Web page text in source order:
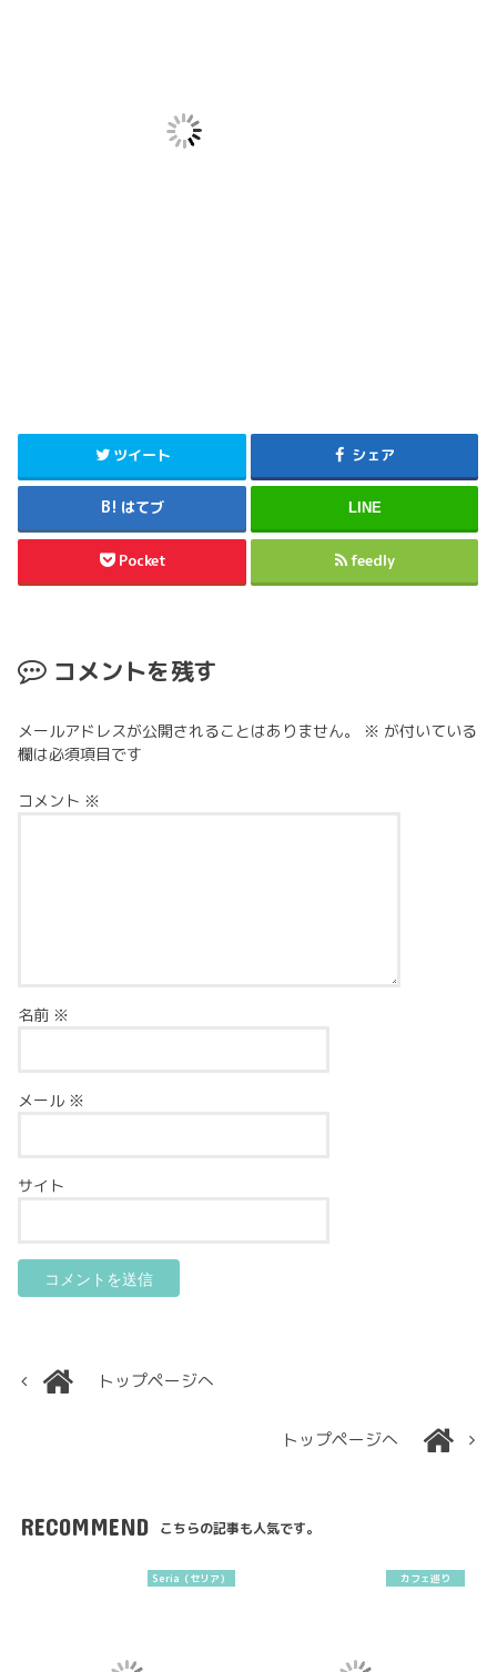
ツイート シェア
はてブ LINE
Pocket feedly
コメントを残す
メールアドレスが公開されることはありません。 ※ が付いている
欄は必須項目です
コメント ※
名前 ※
メール ※
サイト
トップページへ
トップページへ
RECOMMEND こちらの記事も人気です。
Seria（セリア） カフェ巡り